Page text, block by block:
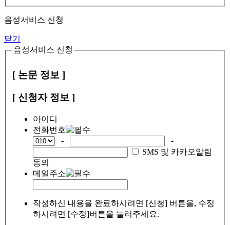
음성서비스 신청
닫기
음성서비스 신청
[ 논문 정보 ]
[ 신청자 정보 ]
아이디
전화번호
-
-
SMS 및 카카오알림
동의
메일주소
작성하신 내용을 완료하시려면 [신청] 버튼을, 수정
하시려면 [수정]버튼을 눌러주세요.